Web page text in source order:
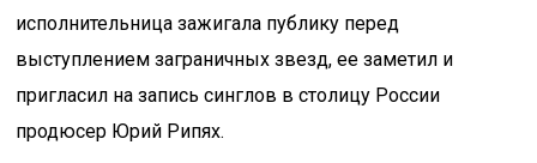
исполнительница зажигала публику перед
выступлением заграничных звезд, ее заметил и
пригласил на запись синглов в столицу России
продюсер Юрий Рипях.